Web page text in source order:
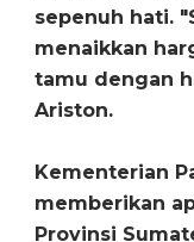
sepenuh hati.
menaikkan
tamu dengan
Ariston.
Kementerian
memberikan
Provinsi